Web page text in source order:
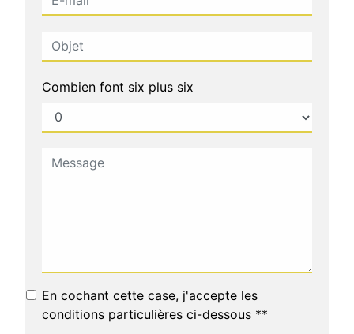
Combien font six plus six
En cochant cette case, j'accepte les
conditions particulières ci-dessous **